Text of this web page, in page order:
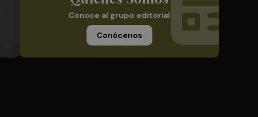
Conoce al grupo editorial
Conócenos